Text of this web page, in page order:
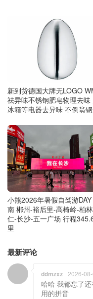
新到货德国大牌无LOGO
祛异味不锈钢肥皂物理去味
冰箱等电器去异味 不倒翁
小熊2026年暑假自驾游
南 郴州-裕后里-高椅岭-柏
仁-长沙-五一广场 行程
里
最新评论
ddmzxz 2026-
哈哈 我都忘了
用的拼音